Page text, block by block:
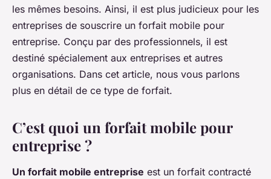
Fatoumata• 5 mai 2022•3 min de lecture
les mêmes besoins. Ainsi, il est plus judicieux pour les
entreprises de souscrire un forfait mobile pour
entreprise. Conçu par des professionnels, il est
destiné spécialement aux entreprises et autres
organisations. Dans cet article, nous vous parlons
plus en détail de ce type de forfait.
C’est quoi un forfait mobile pour
entreprise ?
Un forfait mobile entreprise est un forfait contracté